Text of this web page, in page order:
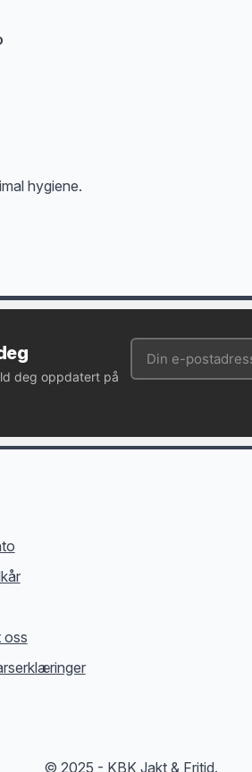
hygiene.
deg oppdatert på
oss
© 2025 - KBK Jakt & Fritid.